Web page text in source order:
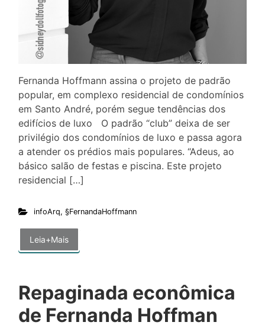
Fernanda Hoffmann assina o projeto de padrão
popular, em complexo residencial de condomínios
em Santo André, porém segue tendências dos
edifícios de luxo O padrão “club” deixa de ser
privilégio dos condomínios de luxo e passa agora
a atender os prédios mais populares. “Adeus, ao
básico salão de festas e piscina. Este projeto
residencial […]
infoArq, §FernandaHoffmann
Leia+Mais
Repaginada econômica
de Fernanda Hoffman